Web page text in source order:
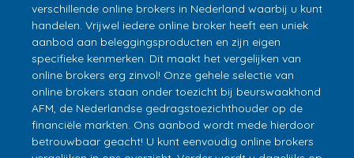
verschillende online brokers in Nederland waarbij u kunt
handelen. Vrijwel iedere online broker heeft een uniek
aanbod aan beleggingsproducten en zijn eigen
specifieke kenmerken. Dit maakt het vergelijken van
online brokers erg zinvol! Onze gehele selectie van
online brokers staan onder toezicht bij beurswaakhond
AFM, de Nederlandse gedragstoezichthouder op de
financiële markten. Ons aanbod wordt mede hierdoor
betrouwbaar geacht! U kunt eenvoudig online brokers